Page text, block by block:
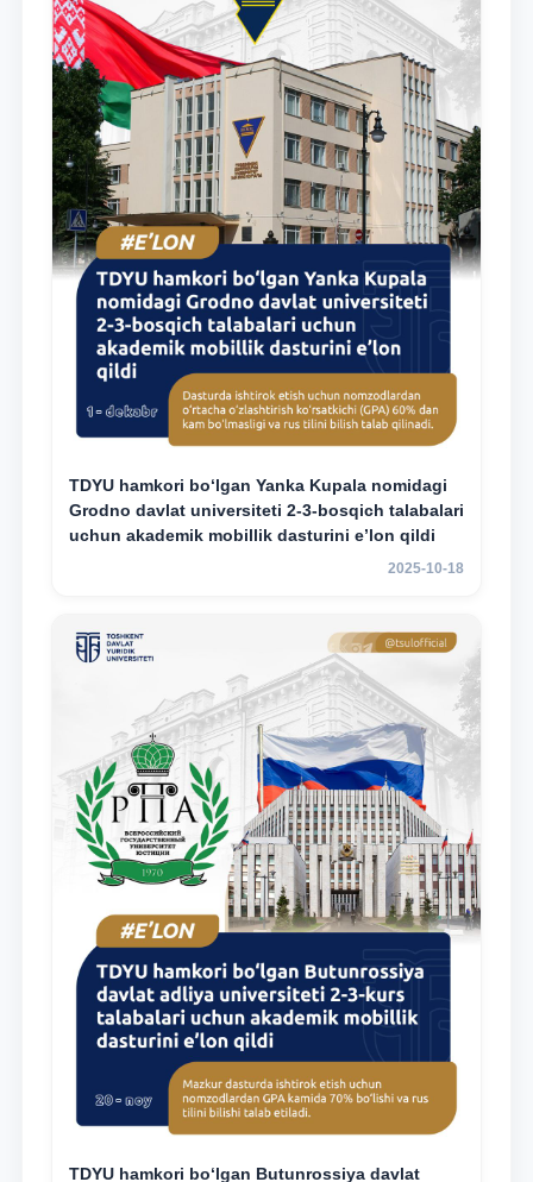
TDYU hamkori bo‘lgan Yanka Kupala nomidagi
Grodno davlat universiteti 2-3-bosqich talabalari
uchun akademik mobillik dasturini e’lon qildi
2025-10-18
TDYU hamkori bo‘lgan Butunrossiya davlat